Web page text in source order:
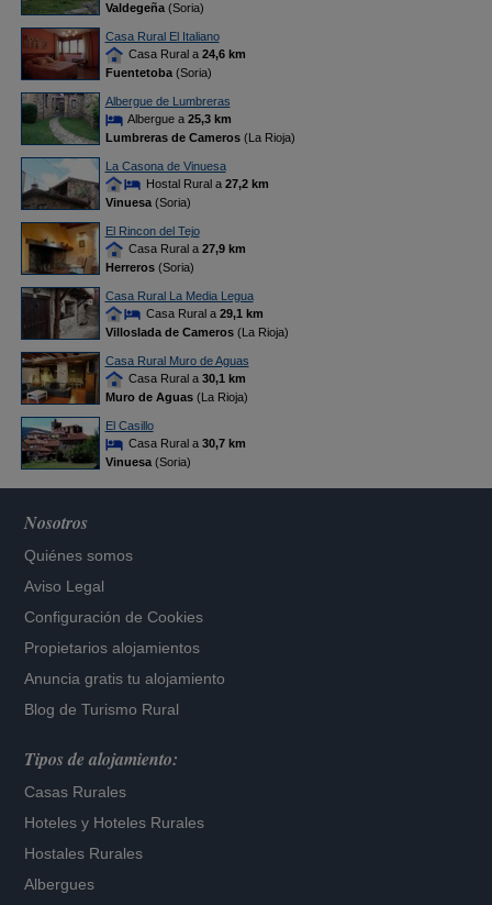
Valdegeña(Soria)
Casa Rural El Italiano
Casa Rural a 24,6 km
Fuentetoba(Soria)
Albergue de Lumbreras
Albergue a 25,3 km
Lumbreras de Cameros(La Rioja)
La Casona de Vinuesa
Hostal Rural a 27,2 km
Vinuesa(Soria)
El Rincon del Tejo
Casa Rural a 27,9 km
Herreros(Soria)
Casa Rural La Media Legua
Casa Rural a 29,1 km
Villoslada de Cameros(La Rioja)
Casa Rural Muro de Aguas
Casa Rural a 30,1 km
Muro de Aguas(La Rioja)
El Casillo
Casa Rural a 30,7 km
Vinuesa(Soria)
Nosotros
Quiénes somos
Aviso Legal
Configuración de Cookies
Propietarios alojamientos
Anuncia gratis tu alojamiento
Blog de Turismo Rural
Tipos de alojamiento:
Casas Rurales
Hoteles y Hoteles Rurales
Hostales Rurales
Albergues